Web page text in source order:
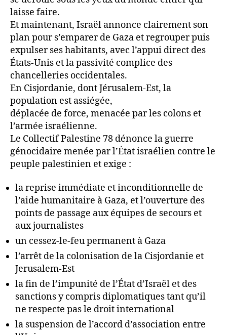
laisse faire.
Et maintenant, Israël annonce clairement son
plan pour s’emparer de Gaza et regrouper puis
expulser ses habitants, avec l’appui direct des
États-Unis et la passivité complice des
chancelleries occidentales.
En Cisjordanie, dont Jérusalem-Est, la
population est assiégée,
déplacée de force, menacée par les colons et
l’armée israélienne.
Le Collectif Palestine 78 dénonce la guerre
génocidaire menée par l’État israélien contre le
peuple palestinien et exige :
la reprise immédiate et inconditionnelle de
l’aide humanitaire à Gaza, et l’ouverture des
points de passage aux équipes de secours et
aux journalistes
un cessez-le-feu permanent à Gaza
l’arrêt de la colonisation de la Cisjordanie et
Jerusalem-Est
la fin de l’impunité de l’État d’Israël et des
sanctions y compris diplomatiques tant qu’il
ne respecte pas le droit international
la suspension de l’accord d’association entre